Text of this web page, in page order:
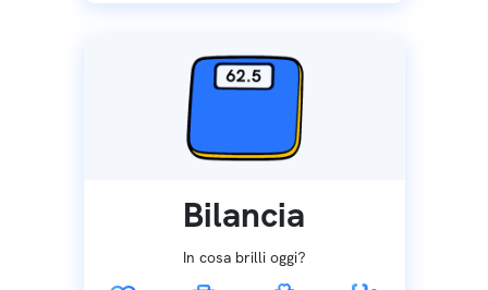
Bilancia
In cosa brilli oggi?